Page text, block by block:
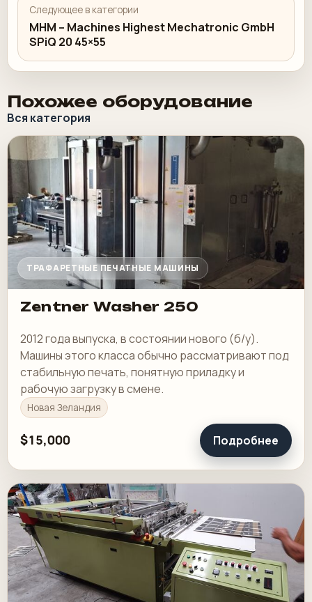
Следующее в категории
MHM – Machines Highest Mechatronic GmbH
SPiQ 20 45×55
Похожее оборудование
Вся категория
ТРАФАРЕТНЫЕ ПЕЧАТНЫЕ МАШИНЫ
Zentner Washer 250
2012 года выпуска, в состоянии нового (б/у).
Машины этого класса обычно рассматривают под
стабильную печать, понятную приладку и
рабочую загрузку в смене.
Новая Зеландия
$15,000 Подробнее